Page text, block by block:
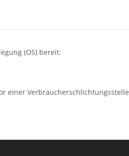
(OS) bereit:
einer Verbraucherschlichtungsstelle